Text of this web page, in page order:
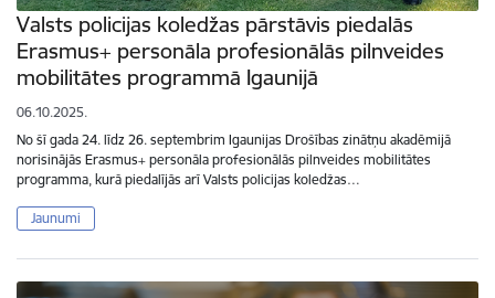
Valsts policijas koledžas pārstāvis piedalās
Erasmus+ personāla profesionālās pilnveides
mobilitātes programmā Igaunijā
06.10.2025.
No šī gada 24. līdz 26. septembrim Igaunijas Drošības zinātņu akadēmijā
norisinājās Erasmus+ personāla profesionālās pilnveides mobilitātes
programma, kurā piedalījās arī Valsts policijas koledžas…
Jaunumi